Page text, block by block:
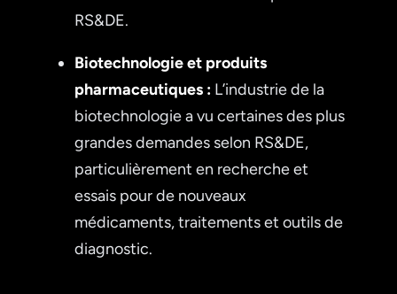
RS&DE.
Biotechnologie et produits
pharmaceutiques : L’industrie de la
biotechnologie a vu certaines des plus
grandes demandes selon RS&DE,
particulièrement en recherche et
essais pour de nouveaux
médicaments, traitements et outils de
diagnostic.